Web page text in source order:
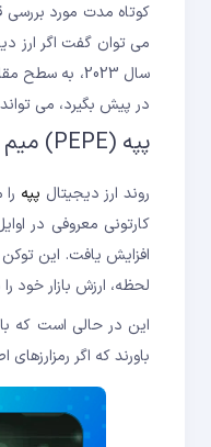
کوتاه مدت مورد بررسی
در پیش بگیرد، می تواند به سطح مقاومت 0.0000084
پپه (PEPE) میم کوین دوست داشتنی بازار
روند ارز دیجیتال پپه
لحظه، ارزش بازار خود را در محدوده 600
این در حالی است که
باورند که اگر